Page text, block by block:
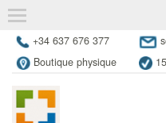
+34 637 676 377
Boutique physique